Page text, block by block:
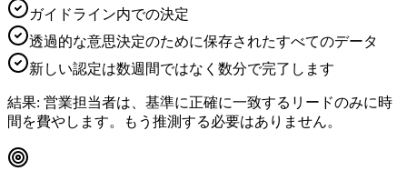
ガイドライン内での決定
透過的な意思決定のために保存されたすべてのデータ
新しい認定は数週間ではなく数分で完了します
結果: 営業担当者は、基準に正確に一致するリードのみに時
間を費やします。もう推測する必要はありません。